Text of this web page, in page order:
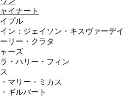
イナート
プル
ン：ジェイソン・キスヴァーデイ
リー・クラタ
ーズ
・ハリー・フィン
マリー・ミカス
ルバート